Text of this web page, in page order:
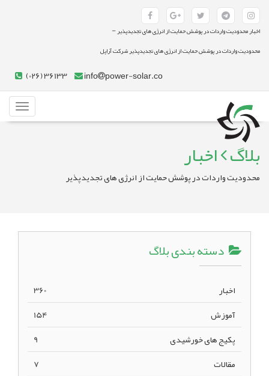
اخبار محدودیت واردات در پوشش حمایت از انرژی های تجدیدپذیر-
محدودیت واردات در پوشش حمایت از انرژی های تجدیدپذیر شرکت آراپل
info power-solar.co
(026) 36133
بلاگ اخبار
محدودیت واردات در پوشش حمایت از انرژی های تجدیدپذیر
دسته بندی بلاگ
اخبار
360
آموزش
154
پکیج های خورشیدی
9
مقالات
7